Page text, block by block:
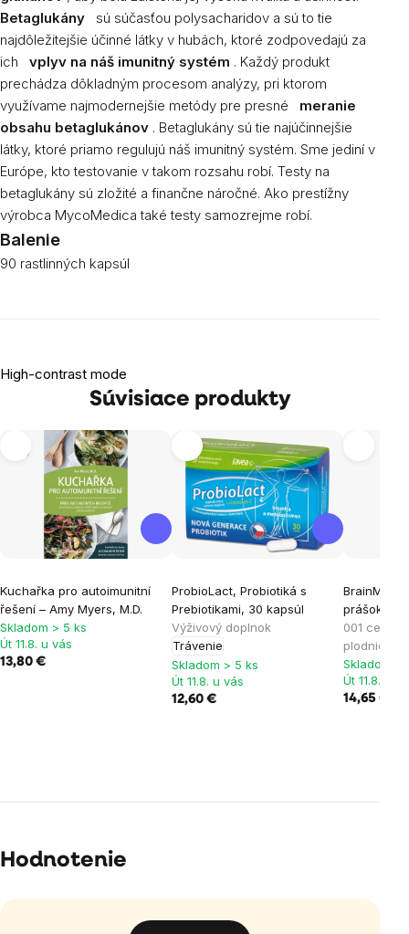
Betaglukány
sú súčasťou polysacharidov a sú to tie
najdôležitejšie účinné látky v hubách, ktoré zodpovedajú za
ich
vplyv na náš imunitný systém . Každý produkt
prechádza dôkladným procesom analýzy, pri ktorom
využívame najmodernejšie metódy pre presné
meranie
obsahu betaglukánov . Betaglukány sú tie najúčinnejšie
látky, ktoré priamo regulujú náš imunitný systém. Sme jediní v
Európe, kto testovanie v takom rozsahu robí. Testy na
betaglukány sú zložité a finančne náročné. Ako prestížny
výrobca MycoMedica také testy samozrejme robí.
Balenie
90 rastlinných kapsúl
High-contrast mode
Súvisiace produkty
Kuchařka pro autoimunitní
řešení – Amy Myers, M.D.
Skladom > 5 ks
Út 11.8. u vás
13,80 €
ProbioLact, Probiotiká s
Prebiotikami, 30 kapsúl
Výživový doplnok
Trávenie
Skladom > 5 ks
Út 11.8. u vás
12,60 €
BrainMax
prášok,
001
plodnice
Skladom >
Út 11.8. u
14,65 €
Hodnotenie